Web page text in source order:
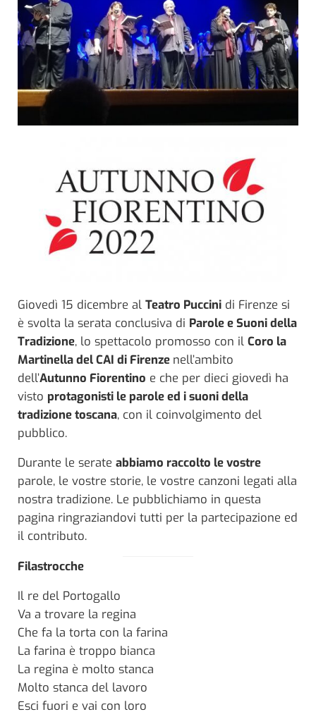
Giovedì 15 dicembre al Teatro Puccinidi Firenze si
è svolta la serata conclusiva di Parole e Suoni della
Tradizione, lo spettacolo promosso con il Coro la
Martinella del CAI di Firenze nell’ambito
dell’Autunno Fiorentino e che per dieci giovedì ha
visto protagonisti le parole ed i suoni della
tradizione toscana, con il coinvolgimento del
pubblico.
Durante le serate abbiamo raccolto le vostre
parole, le vostre storie, le vostre canzoni legati alla
nostra tradizione. Le pubblichiamo in questa
pagina ringraziandovi tutti per la partecipazione ed
il contributo.
Filastrocche
Il re del Portogallo
Va a trovare la regina
Che fa la torta con la farina
La farina è troppo bianca
La regina è molto stanca
Molto stanca del lavoro
Esci fuori e vai con loro